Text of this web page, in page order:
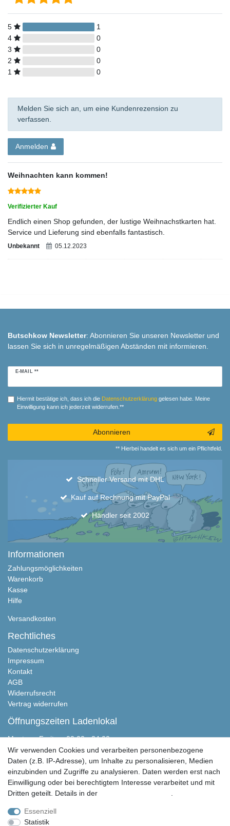
5
1
4
0
3
0
2
0
1
0
Melden Sie sich an, um eine Kundenrezension zu
verfassen.
Anmelden
Weihnachten kann kommen!
Verifizierter Kauf
Endlich einen Shop gefunden, der lustige Weihnachstkarten hat.
Service und Lieferung sind ebenfalls fantastisch.
Unbekannt 05.12.2023
Butschkow Newsletter: Abonnieren Sie unseren Newsletter und
lassen Sie sich in unregelmäßigen Abständen mit informieren.
E-MAIL **
Newsletter
Hiermit bestätige ich, dass ich die Daten­schutz­erklärunggelesen habe. Meine
Einwilligung kann ich jederzeit widerrufen.**
Abonnieren
** Hierbei handelt es sich um ein Pflichtfeld.
Schneller Versand mit DHL
Kauf auf Rechnung mit PayPal
Händler seit 2002
Informationen
Zahlungsmöglichkeiten
Warenkorb
Kasse
Hilfe
Versandkosten
Rechtliches
Datenschutzerklärung
Impressum
Kontakt
AGB
Widerrufsrecht
Vertrag widerrufen
Öffnungszeiten Ladenlokal
Montag - Freitag, 00:00 - 24:00
Samstag nach Absprache
Sonntag geschlossen
Peter Butschkow Shop
Martensen Handels & Service GmbH
Eichweberstraße 4
D-25821 Bredstedt
Wir verwenden Cookies und verarbeiten personenbezogene
Daten (z.B. IP-Adresse), um Inhalte zu personalisieren, Medien
einzubinden und Zugriffe zu analysieren. Daten werden erst nach
Einwilligung oder bei berechtigtem Interesse verarbeitet und mit
Dritten geteilt. Details in der
Essenziell
Statistik